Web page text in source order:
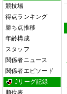
競技場
得点ランキング
勝ち点推移
年齢構成
スタッフ
関係者ニュース
関係者エピソード
Jリーグ記録
順位表